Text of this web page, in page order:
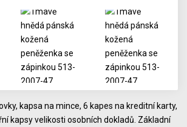
kapsa na mince, 6 kapes na kreditní karty,
kapsy velikosti osobních dokladů. Základní